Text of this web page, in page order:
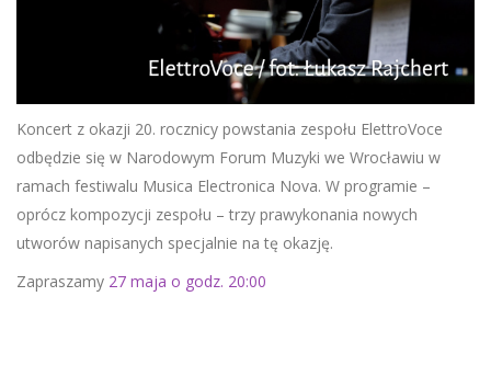
Koncert z okazji 20. rocznicy powstania zespołu ElettroVoce
odbędzie się w Narodowym Forum Muzyki we Wrocławiu w
ramach festiwalu Musica Electronica Nova. W programie –
oprócz kompozycji zespołu – trzy prawykonania nowych
utworów napisanych specjalnie na tę okazję.
Zapraszamy 27 maja o godz. 20:00